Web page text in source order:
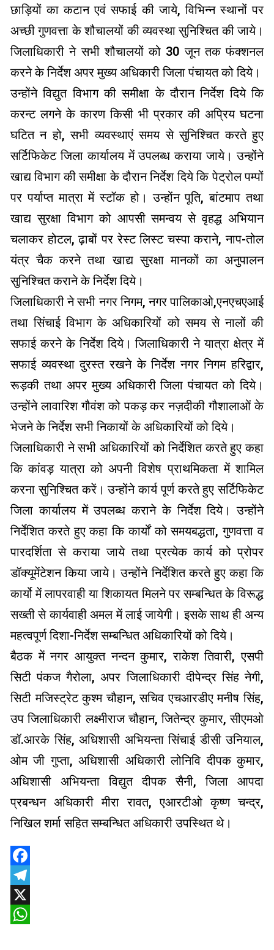
छाड़ियों का कटान एवं सफाई की जाये, विभिन्न स्थानों पर
अच्छी गुणवत्ता के शौचालयों की व्यवस्था सुनिश्चित की जाये।
जिलाधिकारी ने सभी शौचालयों को 30 जून तक फंक्शनल
करने के निर्देश अपर मुख्य अधिकारी जिला पंचायत को दिये।
उन्होंने विद्युत विभाग की समीक्षा के दौरान निर्देश दिये कि
करन्ट लगने के कारण किसी भी प्रकार की अप्रिय घटना
घटित न हो, सभी व्यवस्थाएं समय से सुनिश्चित करते हुए
सर्टिफिकेट जिला कार्यालय में उपलब्ध कराया जाये। उन्होंने
खाद्य विभाग की समीक्षा के दौरान निर्देश दिये कि पेट्रोल पम्पों
पर पर्याप्त मात्रा में स्टॉक हो। उन्होंन पूति, बांटमाप तथा
खाद्य सुरक्षा विभाग को आपसी समन्वय से वृहद्ध अभियान
चलाकर होटल, ढ़ाबों पर रेस्ट लिस्ट चस्पा कराने, नाप-तोल
यंत्र चैक करने तथा खाद्य सुरक्षा मानकों का अनुपालन
सुनिश्चित कराने के निर्देश दिये।
जिलाधिकारी ने सभी नगर निगम, नगर पालिकाओ,एनएचएआई
तथा सिंचाई विभाग के अधिकारियों को समय से नालों की
सफाई करने के निर्देश दिये। जिलाधिकारी ने यात्रा क्षेत्र में
सफाई व्यवस्था दुरस्त रखने के निर्देश नगर निगम हरिद्वार,
रूड़की तथा अपर मुख्य अधिकारी जिला पंचायत को दिये।
उन्होंने लावारिश गौवंश को पकड़ कर नज़दीकी गौशालाओं के
भेजने के निर्देश सभी निकायों के अधिकारियों को दिये।
जिलाधिकारी ने सभी अधिकारियों को निर्देशित करते हुए कहा
कि कांवड़ यात्रा को अपनी विशेष प्राथमिकता में शामिल
करना सुनिश्चित करें। उन्होंने कार्य पूर्ण करते हुए सर्टिफिकेट
जिला कार्यालय में उपलब्ध कराने के निर्देश दिये। उन्होंने
निर्देशित करते हुए कहा कि कार्यों को समयबद्धता, गुणवत्ता व
पारदर्शिता से कराया जाये तथा प्रत्येक कार्य को प्रोपर
डॉक्यूमेंटेशन किया जाये। उन्होंने निर्देशित करते हुए कहा कि
कार्यो में लापरवाही या शिकायत मिलने पर सम्बन्धित के विरूद्ध
सख्ती से कार्यवाही अमल में लाई जायेगी। इसके साथ ही अन्य
महत्वपूर्ण दिशा-निर्देश सम्बन्धित अधिकारियों को दिये।
बैठक में नगर आयुक्त नन्दन कुमार, राकेश तिवारी, एसपी
सिटी पंकज गैरोला, अपर जिलाधिकारी दीपेन्द्र सिंह नेगी,
सिटी मजिस्ट्रेट कुश्म चौहान, सचिव एचआरडीए मनीष सिंह,
उप जिलाधिकारी लक्ष्मीराज चौहान, जितेन्द्र कुमार, सीएमओ
डॉ.आरके सिंह, अधिशासी अभियन्ता सिंचाई डीसी उनियाल,
ओम जी गुप्ता, अधिशासी अधिकारी लोनिवि दीपक कुमार,
अधिशासी अभियन्ता विद्युत दीपक सैनी, जिला आपदा
प्रबन्धन अधिकारी मीरा रावत, एआरटीओ कृष्ण चन्द्र,
निखिल शर्मा सहित सम्बन्धित अधिकारी उपस्थित थे।
Facebook
Telegram
X